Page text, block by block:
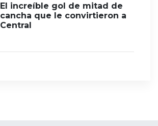
El increíble gol de mitad de
cancha que le convirtieron a
Central